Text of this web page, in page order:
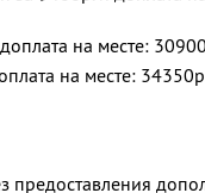
на месте:
на месте: